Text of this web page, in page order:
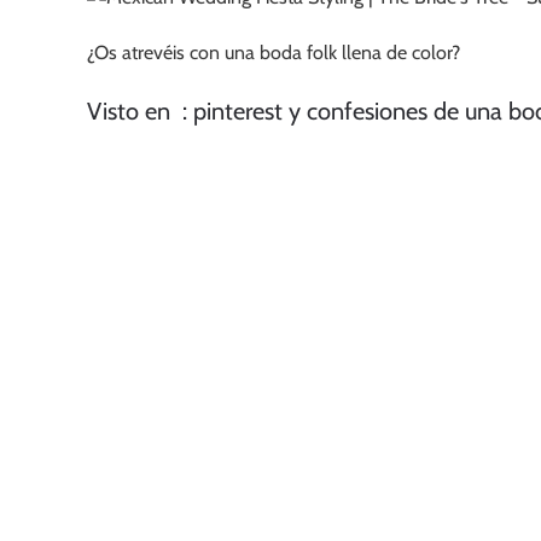
¿Os atrevéis con una boda folk llena de color?
Visto en : pinterest y confesiones de una